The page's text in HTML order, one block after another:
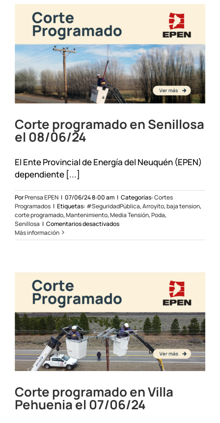
Corte programado en Senillosa
el 08/06/24
El Ente Provincial de Energía del Neuquén (EPEN)
dependiente [...]
PorPrensa EPEN | 07/06/24 8:00 am | Categorías:Cortes
Programados | Etiquetas: #SeguridadPública,Arroyito,baja tension,
corte programado,Mantenimiento,Media Tensión,Poda,
Senillosa | Comentarios desactivadosen
programado
Más información
Corte programado en Villa
Pehuenia el 07/06/24